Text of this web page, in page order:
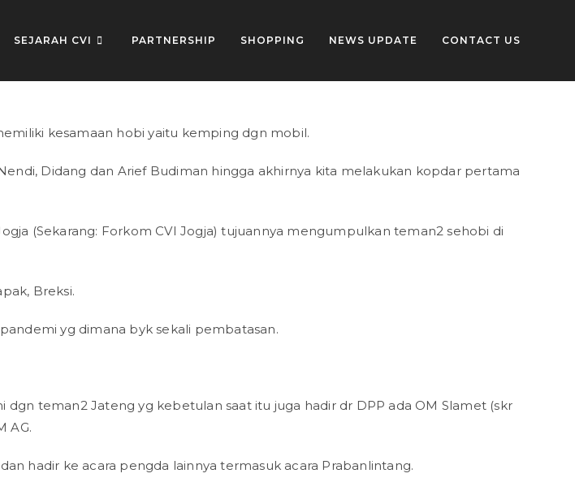
SEJARAH CVI PARTNERSHIP SHOPPING NEWS UPDATE CONTACT US
kesamaan hobi yaitu kemping dgn mobil.
Didang dan Arief Budiman hingga akhirnya kita melakukan kopdar pertama
(Sekarang: Forkom CVI Jogja) tujuannya mengumpulkan teman2 sehobi di
Breksi.
yg dimana byk sekali pembatasan.
teman2 Jateng yg kebetulan saat itu juga hadir dr DPP ada OM Slamet (skr
AG.
hadir ke acara pengda lainnya termasuk acara Prabanlintang.